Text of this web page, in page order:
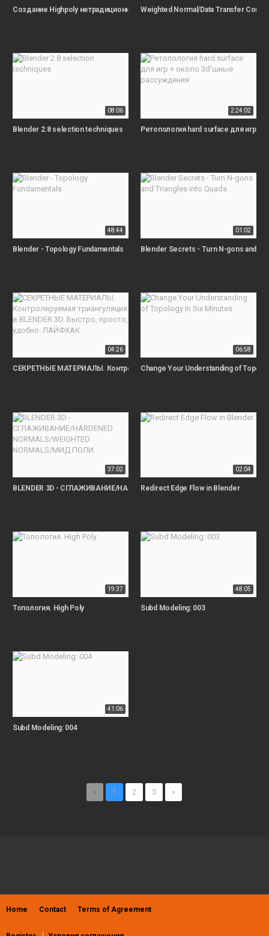
Создание Highpoly нетрадиционным способомWeighted Normal/Data Transfer
08:06
Blender 2.8 selection techniques
2:24:02
Ретопология hard surface для игр
48:44
Blender - Topology Fundamentals
01:02
Blender Secrets - Turn N-gons and
04:26
СЕКРЕТНЫЕ МАТЕРИАЛЫ. Контролируемая триангуляция в BLENDER
06:58
Change Your Understanding of
37:02
BLENDER 3D - СГЛАЖИВАНИЕ/HARDENED NORMALS/WEIGHTED
02:04
Redirect Edge Flow in Blender
19:37
Топология. High Poly
48:05
Subd Modeling: 003
41:06
Subd Modeling: 004
« 1 2 3 »
Home Contact Terms of Agreement